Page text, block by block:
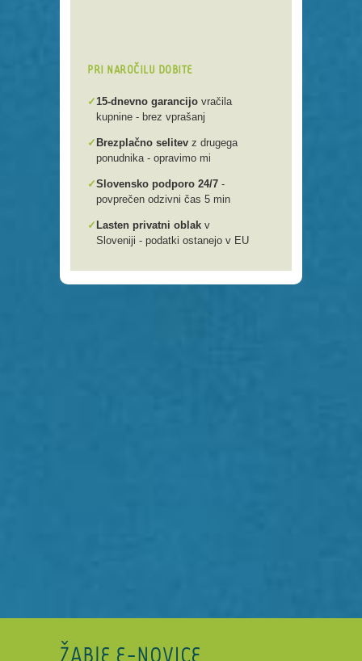
PRI NAROČILU DOBITE
✓15-dnevno garancijo vračila
kupnine - brez vprašanj
✓ Brezplačno selitev z drugega
ponudnika - opravimo mi
✓Slovensko podporo 24/7 -
povprečen odzivni čas 5 min
✓ Lasten privatni oblak v
Sloveniji - podatki ostanejo v EU
ŽABJE E-NOVICE